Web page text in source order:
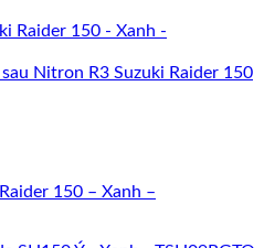
150 – Xanh –